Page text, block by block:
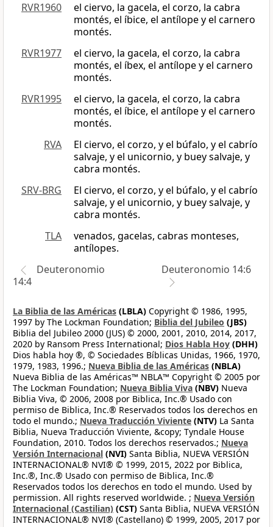
RVR1960
el ciervo, la gacela, el corzo, la cabra
montés, el íbice, el antílope y el carnero
montés.
RVR1977
el ciervo, la gacela, el corzo, la cabra
montés, el íbex, el antílope y el carnero
montés.
RVR1995
el ciervo, la gacela, el corzo, la cabra
montés, el íbice, el antílope y el carnero
montés.
RVA
El ciervo, el corzo, y el búfalo, y el cabrío
salvaje, y el unicornio, y buey salvaje, y
cabra montés.
SRV-BRG
El ciervo, el corzo, y el búfalo, y el cabrío
salvaje, y el unicornio, y buey salvaje, y
cabra montés.
TLA
venados, gacelas, cabras monteses,
antílopes.
Deuteronomio
14:4
Deuteronomio 14:6
La Biblia de las Américas (LBLA) Copyright © 1986, 1995,
1997 by The Lockman Foundation; Biblia del Jubileo (JBS)
Biblia del Jubileo 2000 (JUS) © 2000, 2001, 2010, 2014, 2017,
2020 by Ransom Press International; Dios Habla Hoy (DHH)
Dios habla hoy ®, © Sociedades Bíblicas Unidas, 1966, 1970,
1979, 1983, 1996.; Nueva Biblia de las Américas (NBLA)
Nueva Biblia de las Américas™ NBLA™ Copyright © 2005 por
The Lockman Foundation; Nueva Biblia Viva (NBV) Nueva
Biblia Viva, © 2006, 2008 por Biblica, Inc.® Usado con
permiso de Biblica, Inc.® Reservados todos los derechos en
todo el mundo.; Nueva Traducción Viviente (NTV) La Santa
Biblia, Nueva Traducción Viviente, &copy; Tyndale House
Foundation, 2010. Todos los derechos reservados.; Nueva
Versión Internacional (NVI) Santa Biblia, NUEVA VERSIÓN
INTERNACIONAL® NVI® © 1999, 2015, 2022 por Biblica,
Inc.®, Inc.® Usado con permiso de Biblica, Inc.®
Reservados todos los derechos en todo el mundo. Used by
permission. All rights reserved worldwide. ; Nueva Versión
Internacional (Castilian) (CST) Santa Biblia, NUEVA VERSIÓN
INTERNACIONAL® NVI® (Castellano) © 1999, 2005, 2017 por